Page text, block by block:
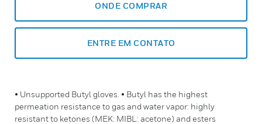
ONDE COMPRAR
ENTRE EM CONTATO
• Unsupported Butyl gloves. • Butyl has the highest
permeation resistance to gas and water vapor: highly
resistant to ketones (MEK: MIBL: acetone) and esters